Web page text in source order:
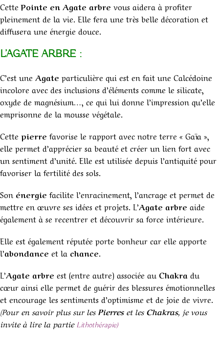
CettePointe en Agate arbre vous aidera à profiter
pleinement de la vie. Elle fera une très belle décoration et
diffusera une énergie douce.
L’AGATE ARBRE :
C’est une Agate particulière qui est en fait une Calcédoine
incolore avec des inclusions d’éléments comme le silicate,
oxyde de magnésium…, ce qui lui donne l’impression qu’elle
emprisonne de la mousse végétale.
Cette pierrefavorise le rapport avec notre terre « Gaïa »,
elle permet d’apprécier sa beauté et créer un lien fort avec
un sentiment d’unité. Elle est utilisée depuis l’antiquité pour
favoriser la fertilité des sols.
Son énergie facilite l’enracinement, l’ancrage et permet de
mettre en œuvre ses idées et projets. L’Agate arbre aide
également à se recentrer et découvrir sa force intérieure.
Elle est également réputée porte bonheur car elle apporte
l’abondance et la chance.
L’Agate arbre est (entre autre) associée au Chakra du
cœur ainsi elle permet de guérir des blessures émotionnelles
et encourage les sentiments d’optimisme et de joie de vivre.
(Pour en savoir plus sur les Pierres et les Chakras, je vous
invite à lire la partie Lithothérapie)